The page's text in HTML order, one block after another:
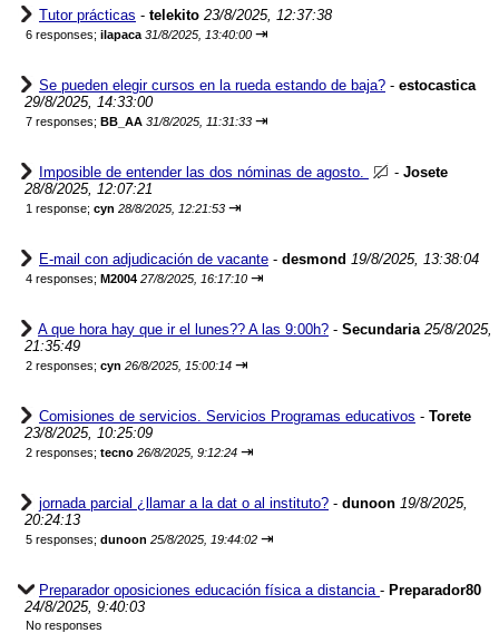
Tutor prácticas - telekito 23/8/2025, 12:37:38
6 responses; ilapaca 31/8/2025, 13:40:00 ⇥
Se pueden elegir cursos en la rueda estando de baja? - estocastica
29/8/2025, 14:33:00
7 responses; BB_AA 31/8/2025, 11:31:33 ⇥
Imposible de entender las dos nóminas de agosto. - Josete
28/8/2025, 12:07:21
1 response; cyn 28/8/2025, 12:21:53 ⇥
E-mail con adjudicación de vacante - desmond 19/8/2025, 13:38:04
4 responses; M2004 27/8/2025, 16:17:10 ⇥
A que hora hay que ir el lunes?? A las 9:00h? - Secundaria 25/8/2025,
21:35:49
2 responses; cyn 26/8/2025, 15:00:14 ⇥
Comisiones de servicios. Servicios Programas educativos - Torete
23/8/2025, 10:25:09
2 responses; tecno 26/8/2025, 9:12:24 ⇥
jornada parcial ¿llamar a la dat o al instituto? - dunoon 19/8/2025,
20:24:13
5 responses; dunoon 25/8/2025, 19:44:02 ⇥
Preparador oposiciones educación física a distancia - Preparador80
24/8/2025, 9:40:03
No responses